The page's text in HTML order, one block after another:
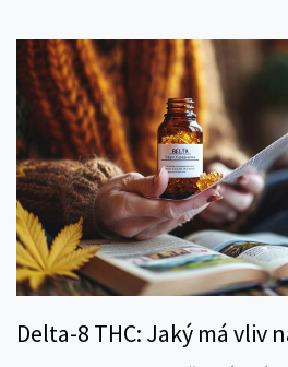
Delta-8 THC: Jaký má vliv